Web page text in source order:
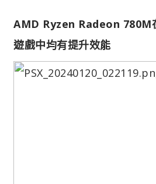
AMD Ryzen Radeon 780M
遊戲中均有提升效能